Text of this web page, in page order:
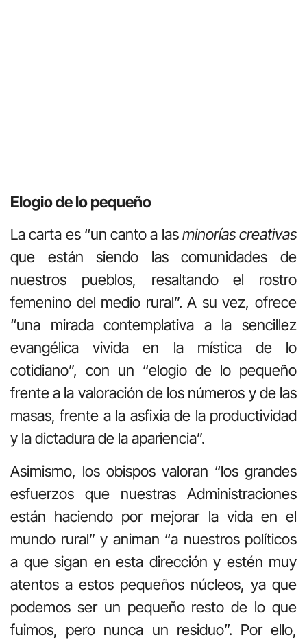
Elogio de lo pequeño
La carta es “un canto a lasminorías creativas
que están siendo las comunidades de
nuestros pueblos, resaltando el rostro
femenino del medio rural”. A su vez, ofrece
“una mirada contemplativa a la sencillez
evangélica vivida en la mística de lo
cotidiano”, con un “elogio de lo pequeño
frente a la valoración de los números y de las
masas, frente a la asfixia de la productividad
y la dictadura de la apariencia”.
Asimismo, los obispos valoran “los grandes
esfuerzos que nuestras Administraciones
están haciendo por mejorar la vida en el
mundo rural” y animan “a nuestros políticos
a que sigan en esta dirección y estén muy
atentos a estos pequeños núcleos, ya que
podemos ser un pequeño resto de lo que
fuimos, pero nunca un residuo”. Por ello,